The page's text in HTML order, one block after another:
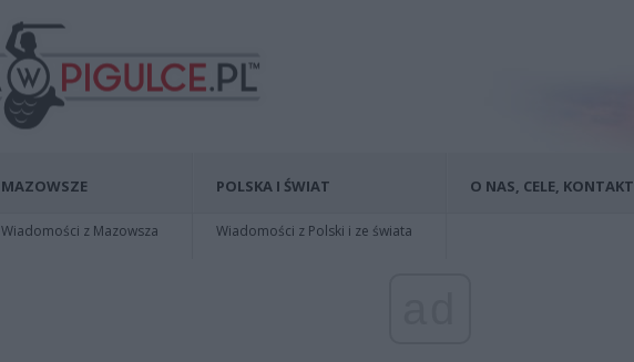
MAZOWSZE
Wiadomości z Mazowsza
POLSKA I ŚWIAT
Wiadomości z Polski i ze świata
O NAS, CELE, KONTAKT